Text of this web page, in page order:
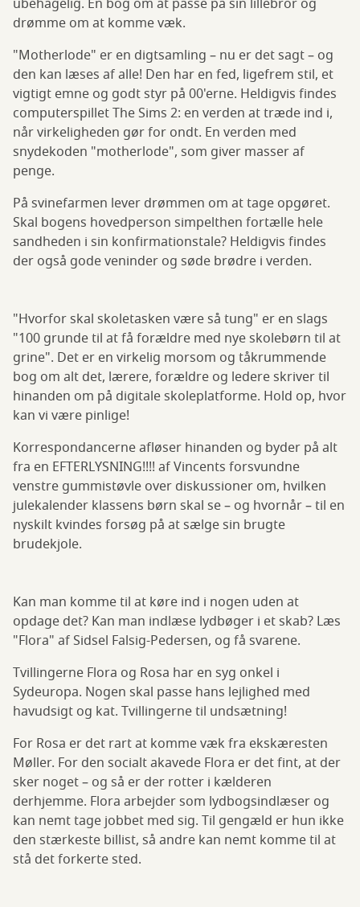
ubehagelig. En bog om at passe på sin lillebror og
drømme om at komme væk.
"Motherlode" er en digtsamling – nu er det sagt – og
den kan læses af alle! Den har en fed, ligefrem stil, et
vigtigt emne og godt styr på 00'erne. Heldigvis findes
computerspillet The Sims 2: en verden at træde ind i,
når virkeligheden gør for ondt. En verden med
snydekoden "motherlode", som giver masser af
penge.
På svinefarmen lever drømmen om at tage opgøret.
Skal bogens hovedperson simpelthen fortælle hele
sandheden i sin konfirmationstale? Heldigvis findes
der også gode veninder og søde brødre i verden.
"Hvorfor skal skoletasken være så tung" er en slags
"100 grunde til at få forældre med nye skolebørn til at
grine". Det er en virkelig morsom og tåkrummende
bog om alt det, lærere, forældre og ledere skriver til
hinanden om på digitale skoleplatforme. Hold op, hvor
kan vi være pinlige!
Korrespondancerne afløser hinanden og byder på alt
fra en EFTERLYSNING!!!! af Vincents forsvundne
venstre gummistøvle over diskussioner om, hvilken
julekalender klassens børn skal se – og hvornår – til en
nyskilt kvindes forsøg på at sælge sin brugte
brudekjole.
Kan man komme til at køre ind i nogen uden at
opdage det? Kan man indlæse lydbøger i et skab? Læs
"Flora" af Sidsel Falsig-Pedersen, og få svarene.
Tvillingerne Flora og Rosa har en syg onkel i
Sydeuropa. Nogen skal passe hans lejlighed med
havudsigt og kat. Tvillingerne til undsætning!
For Rosa er det rart at komme væk fra ekskæresten
Møller. For den socialt akavede Flora er det fint, at der
sker noget – og så er der rotter i kælderen
derhjemme. Flora arbejder som lydbogsindlæser og
kan nemt tage jobbet med sig. Til gengæld er hun ikke
den stærkeste billist, så andre kan nemt komme til at
stå det forkerte sted.